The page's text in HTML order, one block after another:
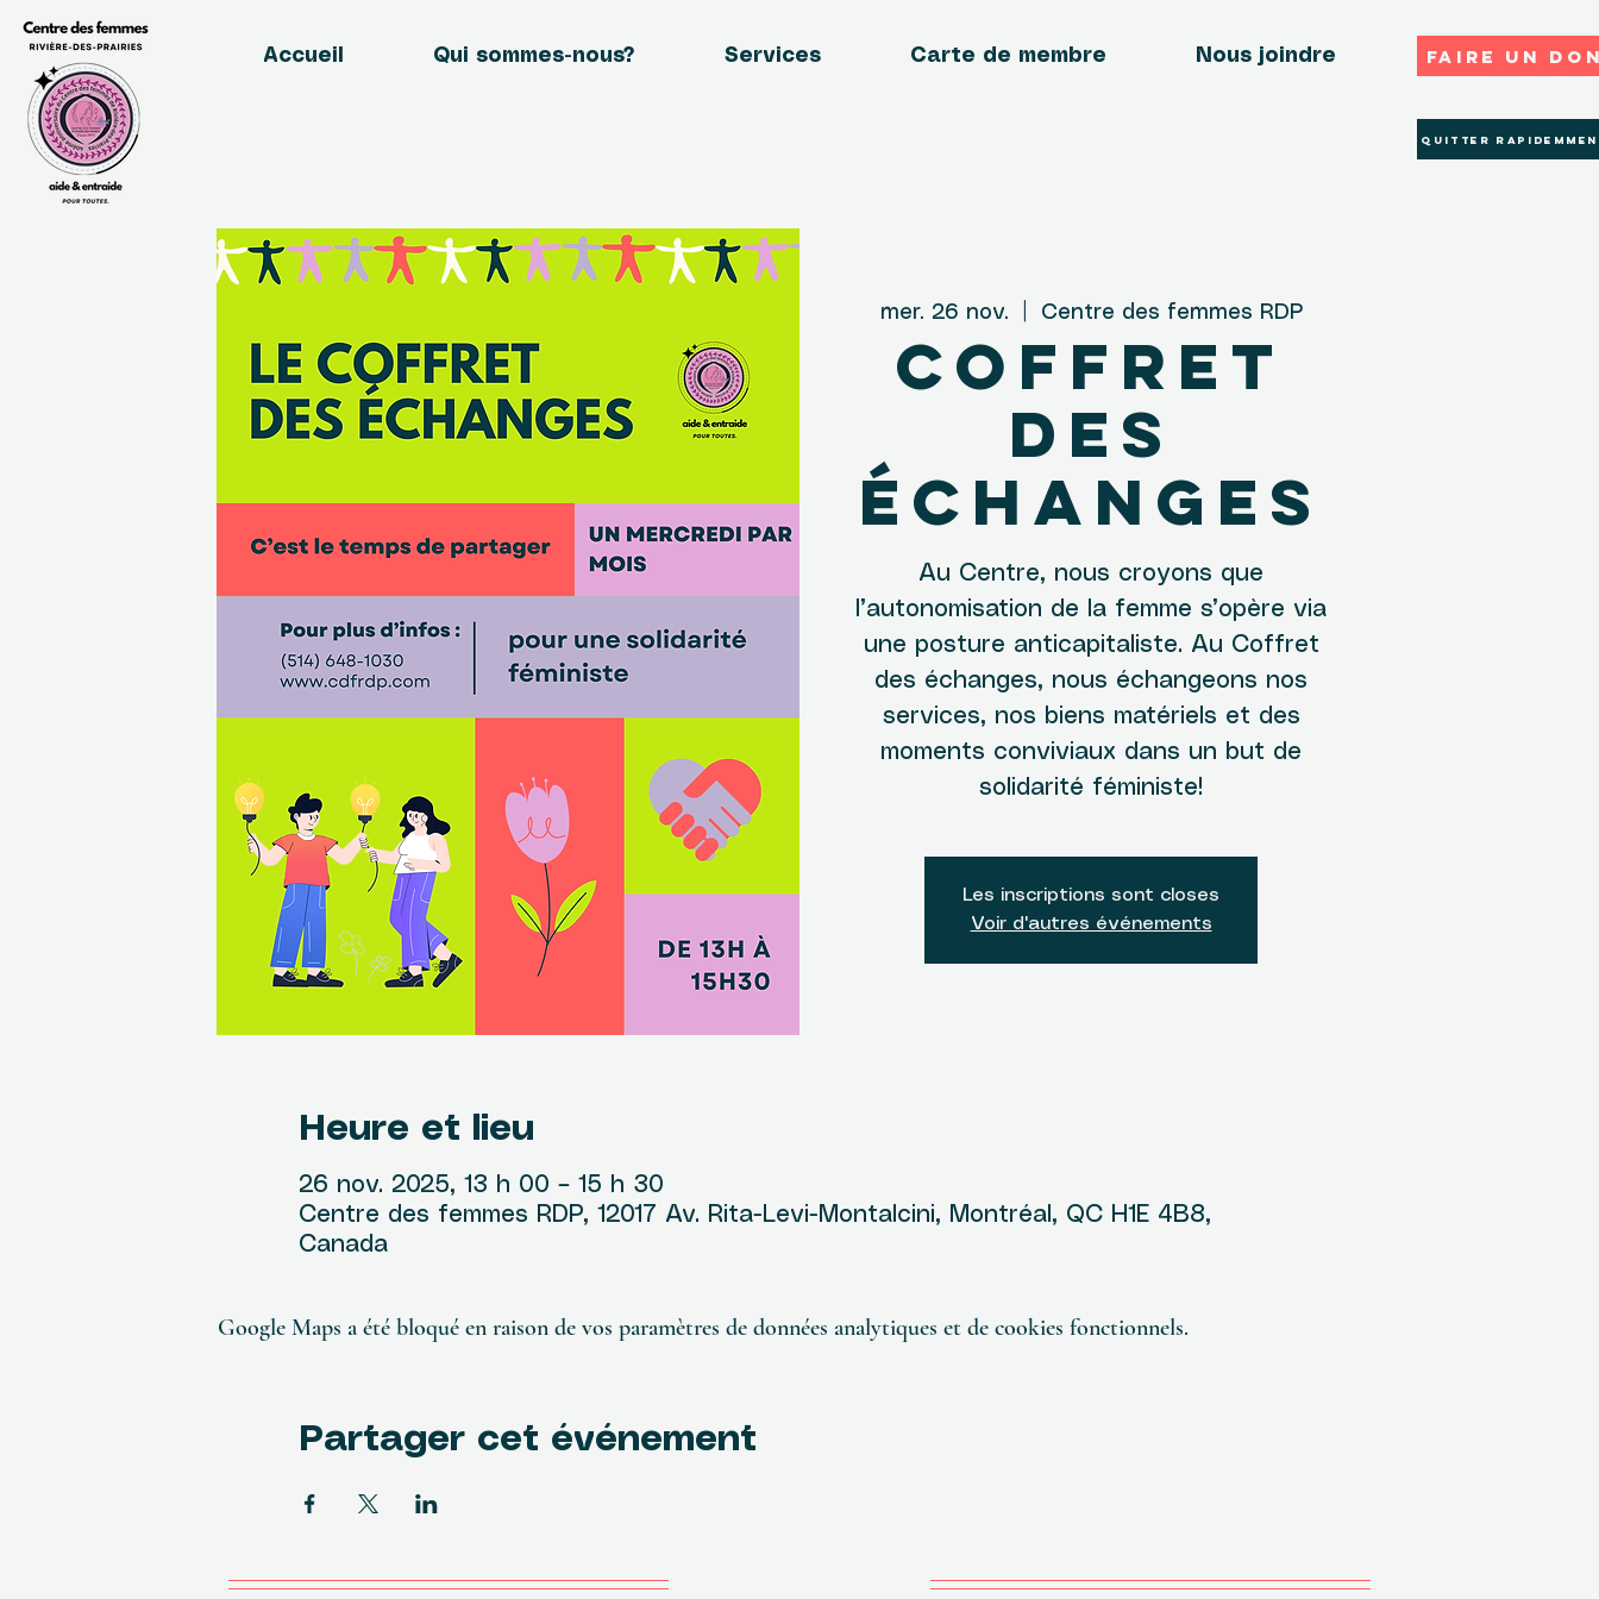
Accueil Qui sommes-nous? Services Carte de membre Nous joindre Faire un
Quitter
mer. 26 nov. Centre des femmes RDP
Coffret
des
échanges
Au Centre, nous croyons que
l’autonomisation de la femme s’opère via
une posture anticapitaliste. Au Coffret
des échanges, nous échangeons nos
services, nos biens matériels et des
moments conviviaux dans un but de
solidarité féministe!
Les inscriptions sont closes
Voir d'autres événements
Heure et lieu
26 nov. 2025, 13 h 00 – 15 h 30
Centre des femmes RDP, 12017 Av. Rita-Levi-Montalcini, Montréal, QC H1E 4B8,
Canada
Google Maps a été bloqué en raison de vos paramètres de données analytiques et de cookies fonctionnels.
Partager cet événement